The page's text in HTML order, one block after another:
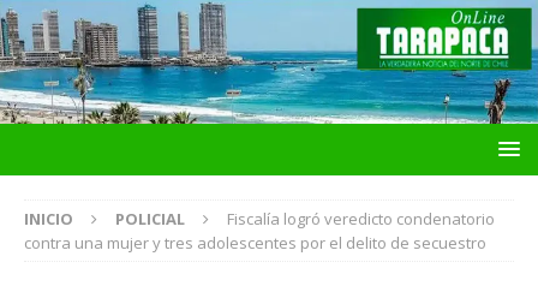
INICIO POLICIAL
Fiscalía logró veredicto condenatorio
contra una mujer y tres adolescentes por el delito de secuestro